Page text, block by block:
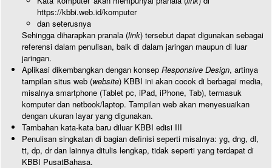
https://kbbi.web.id/komputer
dan seterusnya
Sehingga diharapkan pranala (link) tersebut dapat digunakan sebagai
referensi dalam penulisan, baik di dalam jaringan maupun di luar
jaringan.
Aplikasi dikembangkan dengan konsep Responsive Design, artinya
tampilan situs web (website) KBBI ini akan cocok di berbagai media,
misalnya smartphone (Tablet pc, iPad, iPhone, Tab), termasuk
komputer dan netbook/laptop. Tampilan web akan menyesuaikan
dengan ukuran layar yang digunakan.
Tambahan kata-kata baru diluar KBBI edisi III
Penulisan singkatan di bagian definisi seperti misalnya: yg, dng, dl,
tt, dp, dr dan lainnya ditulis lengkap, tidak seperti yang terdapat di
KBBI PusatBahasa.